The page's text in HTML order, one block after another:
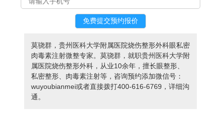
莫骁群，贵州医科大学附属医院烧伤整形外科眼私密
肉毒素注射微整专家。莫骁群，就职贵州医科大学附
属医院烧伤整形外科，从业10余年，擅长眼整形、
私密整形、肉毒素注射等，咨询预约添加微信号：
wuyoubianmei或者直接拨打400-616-6769，详细沟
通。